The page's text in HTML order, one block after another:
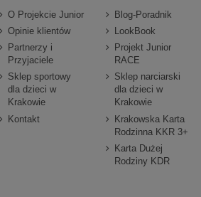
O Projekcie Junior
Opinie klientów
Partnerzy i
Przyjaciele
Sklep sportowy
dla dzieci w
Krakowie
Kontakt
Blog-Poradnik
LookBook
Projekt Junior
RACE
Sklep narciarski
dla dzieci w
Krakowie
Krakowska Karta
Rodzinna KKR 3+
Karta Dużej
Rodziny KDR